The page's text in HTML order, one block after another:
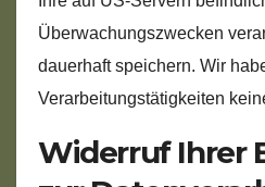
Überwachungszwecken
dauerhaft speichern. Wir
Verarbeitungstätigkeiten
Widerruf Ihrer